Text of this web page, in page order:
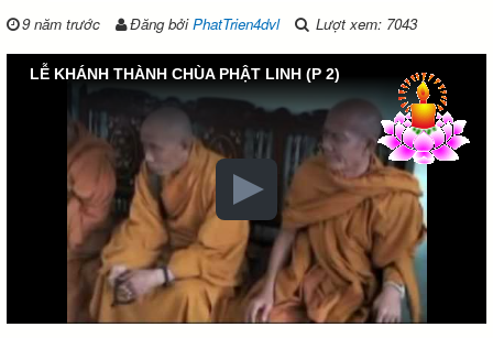
9 năm trước Đăng bởiPhatTrien4dvl Lượt xem: 7043
LỄ KHÁNH THÀNH CHÙA PHẬT LINH (P 2)